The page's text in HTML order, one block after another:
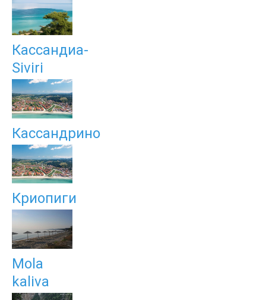
Кассандиа-
Siviri
Кассандрино
Криопиги
Mola
kaliva